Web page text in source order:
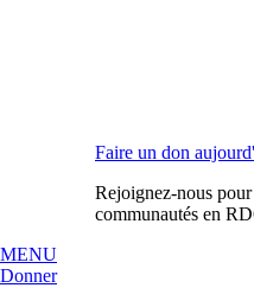
Faire un don
Rejoignez-nous
communautés en
MENU
Donner